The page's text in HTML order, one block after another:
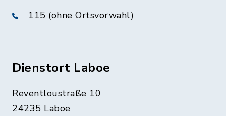
115 (ohne Ortsvorwahl)
Dienstort Laboe
Reventloustraße 10
24235 Laboe